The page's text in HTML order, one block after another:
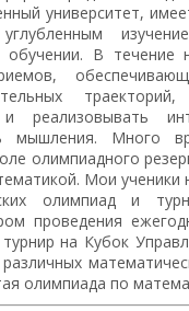
университет,
В течение
мышления. Много
олимпиадного
Мои ученики
олимпиад и
проведения
на Кубок
олимпиада по